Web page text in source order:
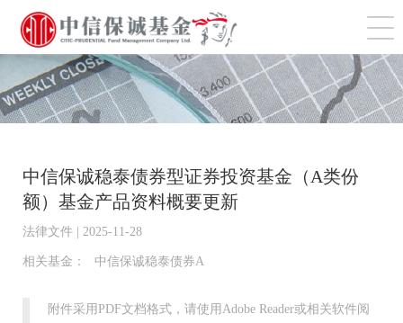
切
中信保诚稳泰债券型证券投资基金（A类份
额）基金产品资料概要更新
法律文件 | 2025-11-28
相关基金： 中信保诚稳泰债券A
附件采用PDF文档格式，请使用Adobe Reader或相关软件阅